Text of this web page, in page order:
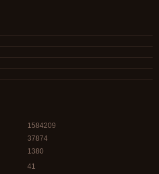
41
1584209
37874
1380